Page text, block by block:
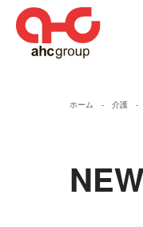
ホーム 介護